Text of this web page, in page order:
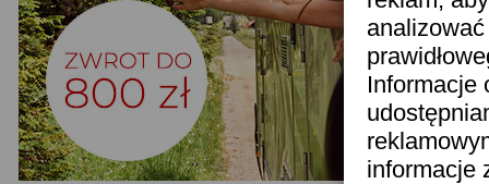
Informacje
informacje